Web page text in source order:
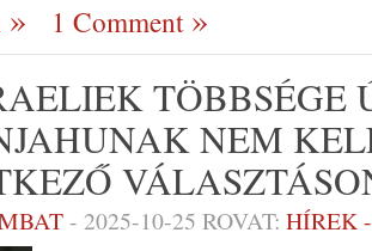
1 Comment
TÖBBSÉGE
NEM
- 2025-10-25 ROVAT: HÍREK